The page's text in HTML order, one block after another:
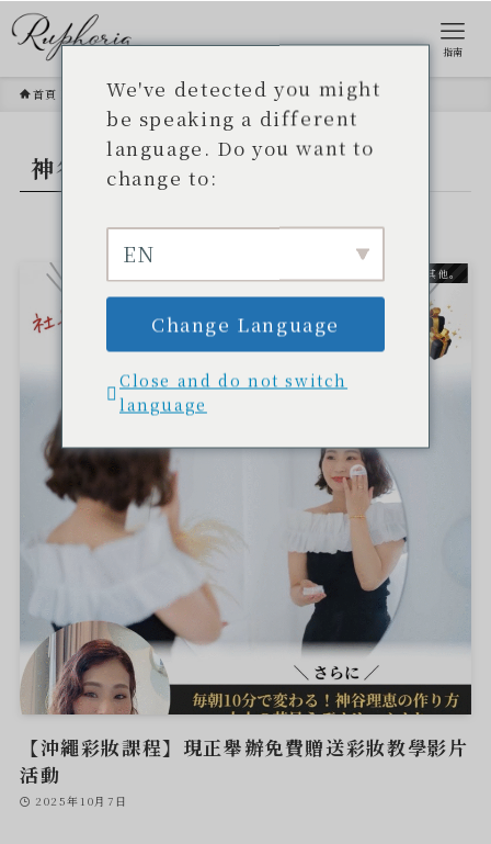
指南
首頁 神谷理惠
神谷理惠 - TAG -.
其他。
【沖繩彩妝課程】現正舉辦免費贈送彩妝教學影片
活動
2025年10月7日
We've detected you might
be speaking a different
language. Do you want to
change to:
EN
Change Language
Close and do not switch
language